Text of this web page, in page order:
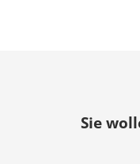
Sie